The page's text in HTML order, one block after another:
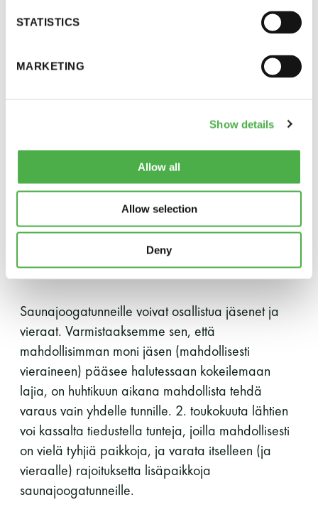
STATISTICS
MARKETING
Show details
Allow all
Allow selection
Deny
saunakulttuuria ja pyrkii kehittämään suomalaista
la 16.6.2018, miehet
15.15
Tunnin hinta on 10 euroa / hlö ja tunti maksetaan
Saunatalon kassalle saunajoogapäivänä.
Ilmoittautuminen kaikille tunneille aukeaa tiistaina
3.4.2018 klo 13. Ilmoittautuminen tapahtuu
ensisijaisesti Saunatalon kassalla paikan päällä,
mutta voit ilmoittautua myös puhelimitse, 050 372
4167. Huomioithan, että tekstiviesteihin Saunatalon
kassalla ei vastata.
Saunajoogatunneille voivat osallistua jäsenet ja
vieraat. Varmistaaksemme sen, että
mahdollisimman moni jäsen (mahdollisesti
vieraineen) pääsee halutessaan kokeilemaan
lajia, on huhtikuun aikana mahdollista tehdä
varaus vain yhdelle tunnille. 2. toukokuuta lähtien
voi kassalta tiedustella tunteja, joilla mahdollisesti
on vielä tyhjiä paikkoja, ja varata itselleen (ja
vieraalle) rajoituksetta lisäpaikkoja
saunajoogatunneille.